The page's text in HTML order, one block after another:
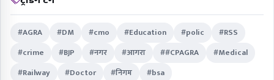
#AGRA #DM #cmo #Education #polic
#RSS
#crime
#BJP #नगर #आगरा ##CPAGRA
#Medical
#Railway
#Doctor #निगम #bsa